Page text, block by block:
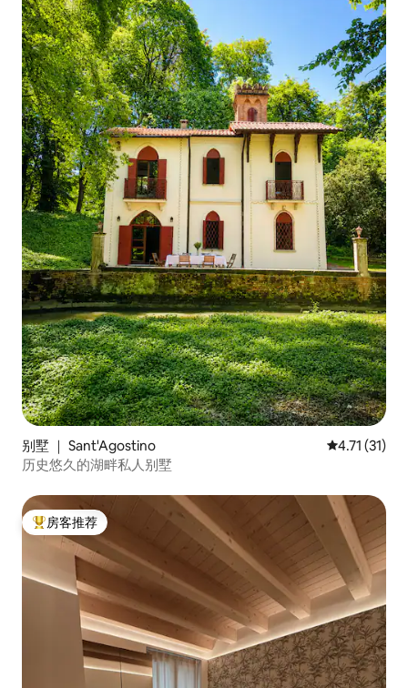
别墅 ｜ Sant'Agostino 平均评分
4.71 (31)
历史悠久的湖畔私人别墅
热门「房客推荐」
房客推荐